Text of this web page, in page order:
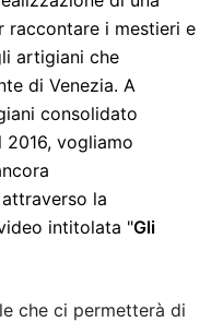
raccontare i mestieri e
artigiani che
di Venezia. A
consolidato
vogliamo
la
intitolata "Gli
che ci permetterà di